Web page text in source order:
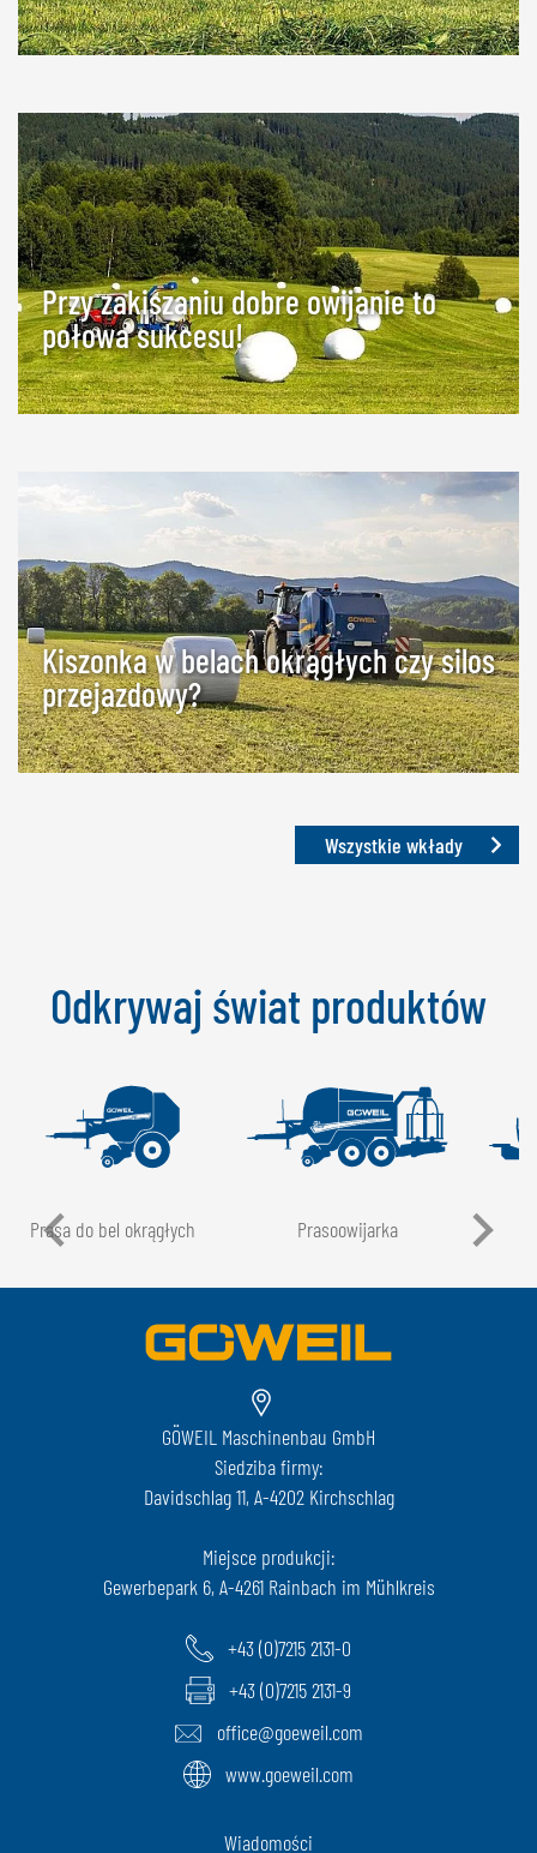
Przy zakiszaniu dobre owijanie to
połowa sukcesu!
Kiszonka w belach okrągłych czy silos
przejazdowy?
Wszystkie wkłady
Odkrywaj świat produktów
Prasa do bel okrągłych Prasoowijarka
GÖWEIL Maschinenbau GmbH
Siedziba firmy:
Davidschlag 11, A-4202 Kirchschlag
Miejsce produkcji:
Gewerbepark 6, A-4261 Rainbach im Mühlkreis
+43 (0)7215 2131-0
+43 (0)7215 2131-9
office@goeweil.com
www.goeweil.com
Wiadomości